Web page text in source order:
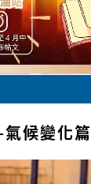
候變化篇